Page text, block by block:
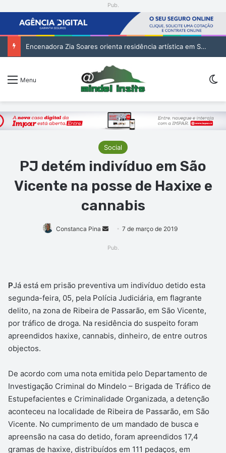
Pub.
Encenadora Zia Soares orienta residência artística em São Vicente
Menu
Social
PJ detém indivíduo em São
Vicente na posse de Haxixe e
cannabis
Constanca Pina
Mande7 de março de 2019
Pub.
PJá está em prisão preventiva um indivíduo detido esta
segunda-feira, 05, pela Polícia Judiciária, em flagrante
delito, na zona de Ribeira de Passarão, em São Vicente,
por tráfico de droga. Na residência do suspeito foram
apreendidos haxixe, cannabis, dinheiro, de entre outros
objectos.
De acordo com uma nota emitida pelo Departamento de
Investigação Criminal do Mindelo – Brigada de Tráfico de
Estupefacientes e Criminalidade Organizada, a detenção
aconteceu na localidade de Ribeira de Passarão, em São
Vicente. No cumprimento de um mandado de busca e
apreensão na casa do detido, foram apreendidos 17,4
gramas de haxixe, distribuídos em 111 pedaços, em